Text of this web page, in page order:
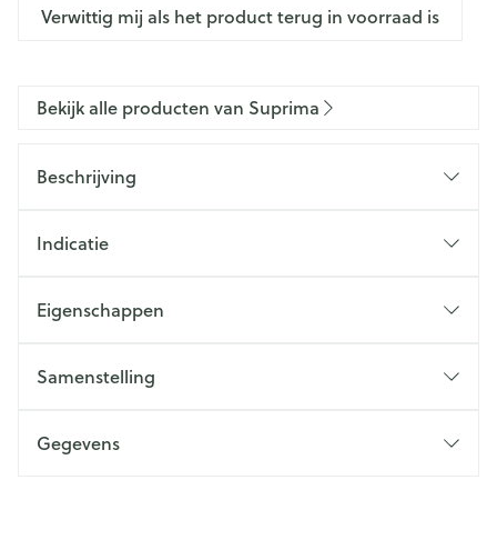
Verwittig mij als het product terug in voorraad is
Bekijk alle producten van Suprima
Beschrijving
Indicatie
Eigenschappen
Samenstelling
Gegevens